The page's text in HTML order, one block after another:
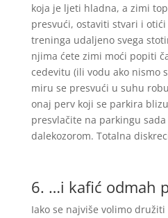
koja je ljeti hladna, a zimi
presvući, ostaviti stvari i
treninga udaljeno svega
njima ćete zimi moći popiti
cedevitu (ili vodu ako nismo
miru se presvući u suhu
onaj perv koji se parkira
presvlačite na parkingu
dalekozorom. Totalna
6. …i kafić odmah
Iako se najviše volimo